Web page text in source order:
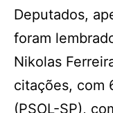
Deputados,
foram
Nikolas
citações, com
(PSOL-SP),